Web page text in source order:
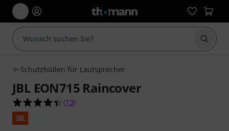
Suche
Schutzhüllen für Lautsprecher
JBL EON715 Raincover
4.4 von 5 Sternen aus 13 Kundenbewertungen
(13)